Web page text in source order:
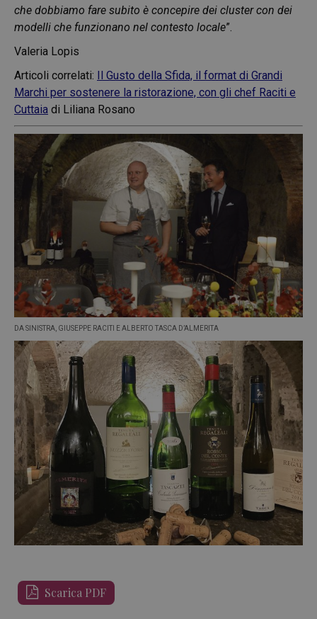
che dobbiamo fare subito è concepire dei cluster con dei
modelli che funzionano nel contesto locale”.
Valeria Lopis
Articoli correlati: Il Gusto della Sfida, il format di Grandi
Marchi per sostenere la ristorazione, con gli chef Raciti e
Cuttaia di Liliana Rosano
DA SINISTRA, GIUSEPPE RACITI E ALBERTO TASCA D’ALMERITA
Scarica PDF